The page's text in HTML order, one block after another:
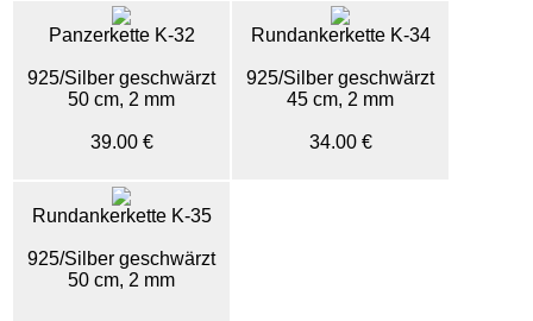
Panzerkette K-32
925/Silber geschwärzt
50 cm, 2 mm
39.00 €
Rundankerkette K-34
925/Silber geschwärzt
45 cm, 2 mm
34.00 €
Rundankerkette K-35
925/Silber geschwärzt
50 cm, 2 mm